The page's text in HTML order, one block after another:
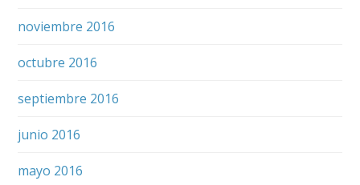
noviembre 2016
octubre 2016
septiembre 2016
junio 2016
mayo 2016